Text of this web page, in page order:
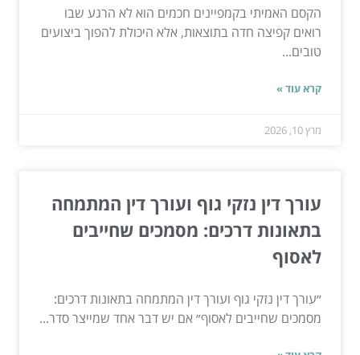
הקסם האמיתי בקמפיינים חכמים הוא לא הרגע שבו
רואים קפיצה חדה בתוצאות, אלא היכולת להפוך ביצועים
טובים...
קרא עוד »
מרץ 10, 2026
עורך דין נזקי גוף ועורך דין המתמחה
בתאונות דרכים: מסמכים שחייבים
לאסוף
״עורך דין נזקי גוף ועורך דין המתמחה בתאונות דרכים:
מסמכים שחייבים לאסוף״ אם יש דבר אחד שמייצר סדר...